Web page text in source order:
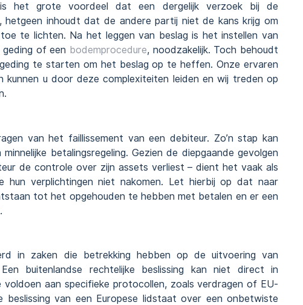
is het grote voordeel dat een dergelijk verzoek bij de
hetgeen inhoudt dat de andere partij niet de kans krijg om
te lichten. Na het leggen van beslag is het instellen van
geding of een bodemprocedure, noodzakelijk. Toch behoudt
te starten om het beslag op te heffen. Onze ervaren
u door deze complexiteiten leiden en wij treden op
van het faillissement van een debiteur. Zo’n stap kan
betalingsregeling. Gezien de diepgaande gevolgen
de controle over zijn assets verliest – dient het vaak als
hun verplichtingen niet nakomen. Let hierbij op dat naar
tot het opgehouden te hebben met betalen en er een
in zaken die betrekking hebben op de uitvoering van
buitenlandse rechtelijke beslissing kan niet direct in
aan specifieke protocollen, zoals verdragen of EU-
beslissing van een Europese lidstaat over een onbetwiste